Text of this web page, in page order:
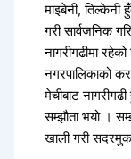
माइबेनी, तिल्केनी
गरी सार्वजनिक
नागरीगढीमा
नगरपालिकाको
मेचीबाट
सम्झौता भयो ।
खाली गरी